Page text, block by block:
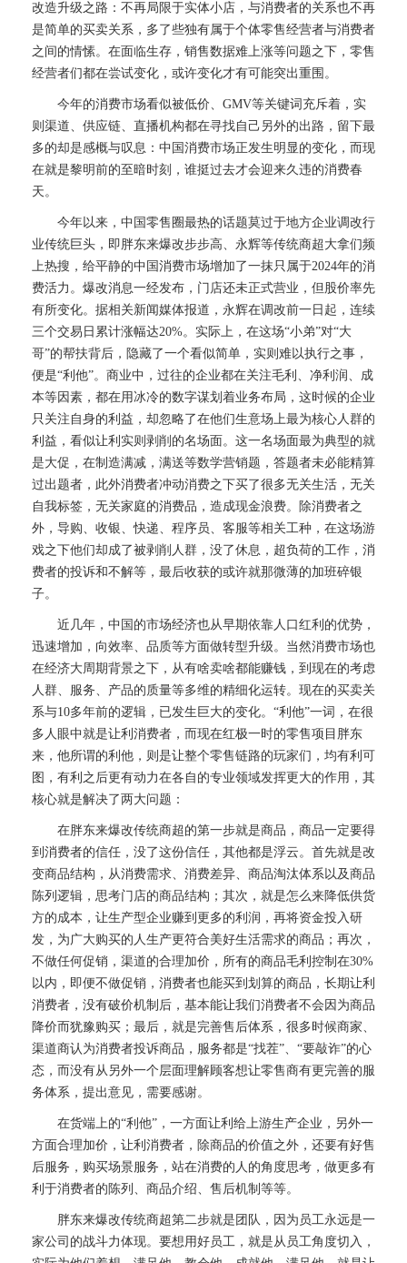
改造升级之路：不再局限于实体小店，与消费者的关系也不再
是简单的买卖关系，多了些独有属于个体零售经营者与消费者
之间的情愫。在面临生存，销售数据难上涨等问题之下，零售
经营者们都在尝试变化，或许变化才有可能突出重围。
今年的消费市场看似被低价、GMV等关键词充斥着，实
则渠道、供应链、直播机构都在寻找自己另外的出路，留下最
多的却是感概与叹息：中国消费市场正发生明显的变化，而现
在就是黎明前的至暗时刻，谁挺过去才会迎来久违的消费春
天。
今年以来，中国零售圈最热的话题莫过于地方企业调改行
业传统巨头，即胖东来爆改步步高、永辉等传统商超大拿们频
上热搜，给平静的中国消费市场增加了一抹只属于2024年的消
费活力。爆改消息一经发布，门店还未正式营业，但股价率先
有所变化。据相关新闻媒体报道，永辉在调改前一日起，连续
三个交易日累计涨幅达20%。实际上，在这场“小弟”对“大
哥”的帮扶背后，隐藏了一个看似简单，实则难以执行之事，
便是“利他”。商业中，过往的企业都在关注毛利、净利润、成
本等因素，都在用冰冷的数字谋划着业务布局，这时候的企业
只关注自身的利益，却忽略了在他们生意场上最为核心人群的
利益，看似让利实则剥削的名场面。这一名场面最为典型的就
是大促，在制造满减，满送等数学营销题，答题者未必能精算
过出题者，此外消费者冲动消费之下买了很多无关生活，无关
自我标签，无关家庭的消费品，造成现金浪费。除消费者之
外，导购、收银、快递、程序员、客服等相关工种，在这场游
戏之下他们却成了被剥削人群，没了休息，超负荷的工作，消
费者的投诉和不解等，最后收获的或许就那微薄的加班碎银
子。
近几年，中国的市场经济也从早期依靠人口红利的优势，
迅速增加，向效率、品质等方面做转型升级。当然消费市场也
在经济大周期背景之下，从有啥卖啥都能赚钱，到现在的考虑
人群、服务、产品的质量等多维的精细化运转。现在的买卖关
系与10多年前的逻辑，已发生巨大的变化。“利他”一词，在很
多人眼中就是让利消费者，而现在红极一时的零售项目胖东
来，他所谓的利他，则是让整个零售链路的玩家们，均有利可
图，有利之后更有动力在各自的专业领域发挥更大的作用，其
核心就是解决了两大问题：
在胖东来爆改传统商超的第一步就是商品，商品一定要得
到消费者的信任，没了这份信任，其他都是浮云。首先就是改
变商品结构，从消费需求、消费差异、商品淘汰体系以及商品
陈列逻辑，思考门店的商品结构；其次，就是怎么来降低供货
方的成本，让生产型企业赚到更多的利润，再将资金投入研
发，为广大购买的人生产更符合美好生活需求的商品；再次，
不做任何促销，渠道的合理加价，所有的商品毛利控制在30%
以内，即便不做促销，消费者也能买到划算的商品，长期让利
消费者，没有破价机制后，基本能让我们消费者不会因为商品
降价而犹豫购买；最后，就是完善售后体系，很多时候商家、
渠道商认为消费者投诉商品，服务都是“找茬”、“要敲诈”的心
态，而没有从另外一个层面理解顾客想让零售商有更完善的服
务体系，提出意见，需要感谢。
在货端上的“利他”，一方面让利给上游生产企业，另外一
方面合理加价，让利消费者，除商品的价值之外，还要有好售
后服务，购买场景服务，站在消费的人的角度思考，做更多有
利于消费者的陈列、商品介绍、售后机制等等。
胖东来爆改传统商超第二步就是团队，因为员工永远是一
家公司的战斗力体现。要想用好员工，就是从员工角度切入，